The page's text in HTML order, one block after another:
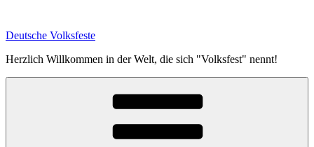
springen
Deutsche Volksfeste
Herzlich Willkommen in der Welt, die sich "Volksfest" nennt!